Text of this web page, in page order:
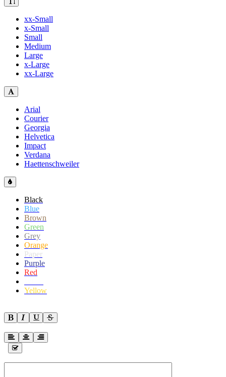
xx-Small
x-Small
Small
Medium
Large
x-Large
xx-Large
Arial
Courier
Georgia
Helvetica
Impact
Verdana
Haettenschweiler
Black
Blue
Brown
Green
Grey
Orange
Paper
Purple
Red
Yellow